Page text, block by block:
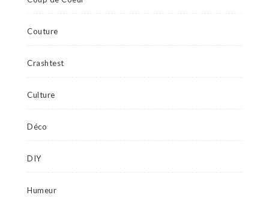
Couture
Crashtest
Culture
Déco
DIY
Humeur